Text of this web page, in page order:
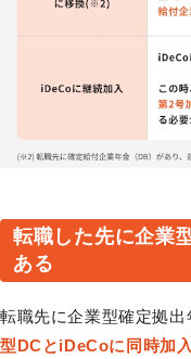
転職した先に企業
ある
転職先に企業型確定拠
型DCとiDeCoに同時加